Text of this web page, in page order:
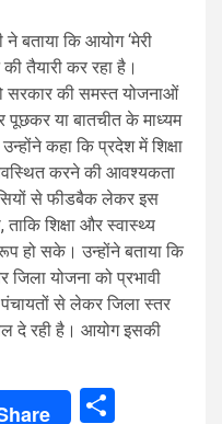
बताया कि आयोग ‘मेरी
तैयारी कर रहा है।
सरकार की समस्त योजनाओं
पूछकर या बातचीत के माध्यम
कहा कि प्रदेश में शिक्षा
करने की आवश्यकता
से फीडबैक लेकर इस
शिक्षा और स्वास्थ्य
हो सके। उन्होंने बताया कि
योजना को प्रभावी
से लेकर जिला स्तर
दे रही है। आयोग इसकी